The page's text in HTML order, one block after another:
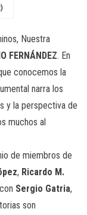
Nuestra
FERNÁNDEZ. En
conocemos la
narra los
y la perspectiva de
muchos al
de miembros de
, Ricardo M.
Sergio Gatria,
son